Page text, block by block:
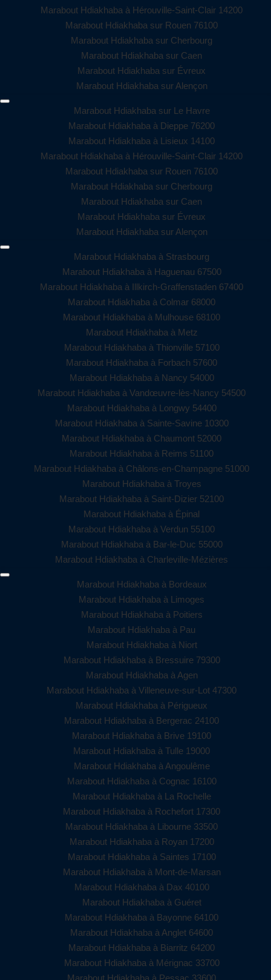
Marabout Hdiakhaba à Hérouville-Saint-Clair 14200
Marabout Hdiakhaba sur Rouen 76100
Marabout Hdiakhaba sur Cherbourg
Marabout Hdiakhaba sur Caen
Marabout Hdiakhaba sur Évreux
Marabout Hdiakhaba sur Alençon
Marabout Hdiakhaba sur Le Havre
Marabout Hdiakhaba à Dieppe 76200
Marabout Hdiakhaba à Lisieux 14100
Marabout Hdiakhaba à Hérouville-Saint-Clair 14200
Marabout Hdiakhaba sur Rouen 76100
Marabout Hdiakhaba sur Cherbourg
Marabout Hdiakhaba sur Caen
Marabout Hdiakhaba sur Évreux
Marabout Hdiakhaba sur Alençon
Marabout Hdiakhaba à Strasbourg
Marabout Hdiakhaba à Haguenau 67500
Marabout Hdiakhaba à Illkirch-Graffenstaden 67400
Marabout Hdiakhaba à Colmar 68000
Marabout Hdiakhaba à Mulhouse 68100
Marabout Hdiakhaba à Metz
Marabout Hdiakhaba à Thionville 57100
Marabout Hdiakhaba à Forbach 57600
Marabout Hdiakhaba à Nancy 54000
Marabout Hdiakhaba à Vandœuvre-lès-Nancy 54500
Marabout Hdiakhaba à Longwy 54400
Marabout Hdiakhaba à Sainte-Savine 10300
Marabout Hdiakhaba à Chaumont 52000
Marabout Hdiakhaba à Reims 51100
Marabout Hdiakhaba à Châlons-en-Champagne 51000
Marabout Hdiakhaba à Troyes
Marabout Hdiakhaba à Saint-Dizier 52100
Marabout Hdiakhaba à Épinal
Marabout Hdiakhaba à Verdun 55100
Marabout Hdiakhaba à Bar-le-Duc 55000
Marabout Hdiakhaba à Charleville-Mézières
Marabout Hdiakhaba à Bordeaux
Marabout Hdiakhaba à Limoges
Marabout Hdiakhaba à Poitiers
Marabout Hdiakhaba à Pau
Marabout Hdiakhaba à Niort
Marabout Hdiakhaba à Bressuire 79300
Marabout Hdiakhaba à Agen
Marabout Hdiakhaba à Villeneuve-sur-Lot 47300
Marabout Hdiakhaba à Périgueux
Marabout Hdiakhaba à Bergerac 24100
Marabout Hdiakhaba à Brive 19100
Marabout Hdiakhaba à Tulle 19000
Marabout Hdiakhaba à Angoulême
Marabout Hdiakhaba à Cognac 16100
Marabout Hdiakhaba à La Rochelle
Marabout Hdiakhaba à Rochefort 17300
Marabout Hdiakhaba à Libourne 33500
Marabout Hdiakhaba à Royan 17200
Marabout Hdiakhaba à Saintes 17100
Marabout Hdiakhaba à Mont-de-Marsan
Marabout Hdiakhaba à Dax 40100
Marabout Hdiakhaba à Guéret
Marabout Hdiakhaba à Bayonne 64100
Marabout Hdiakhaba à Anglet 64600
Marabout Hdiakhaba à Biarritz 64200
Marabout Hdiakhaba à Mérignac 33700
Marabout Hdiakhaba à Pessac 33600